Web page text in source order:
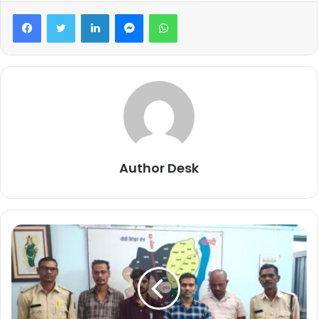
FacebookTwitter LinkedInMessengerWhatsApp
Author Desk